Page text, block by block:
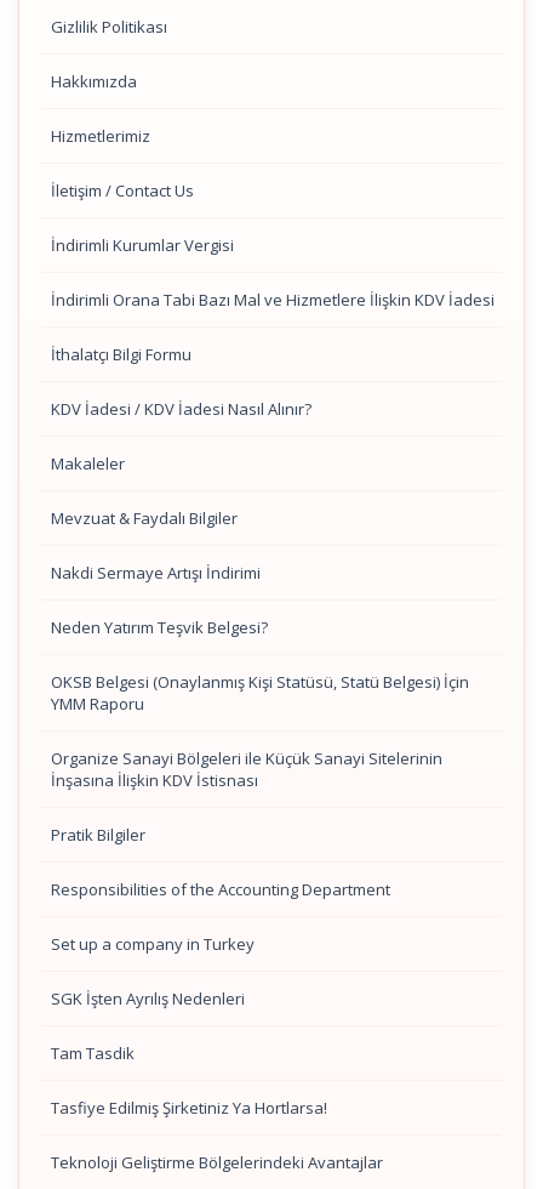
Gizlilik Politikası
Hakkımızda
Hizmetlerimiz
İletişim / Contact Us
İndirimli Kurumlar Vergisi
İndirimli Orana Tabi Bazı Mal ve Hizmetlere İlişkin KDV İadesi
İthalatçı Bilgi Formu
KDV İadesi / KDV İadesi Nasıl Alınır?
Makaleler
Mevzuat & Faydalı Bilgiler
Nakdi Sermaye Artışı İndirimi
Neden Yatırım Teşvik Belgesi?
OKSB Belgesi (Onaylanmış Kişi Statüsü, Statü Belgesi) İçin
YMM Raporu
Organize Sanayi Bölgeleri ile Küçük Sanayi Sitelerinin
İnşasına İlişkin KDV İstisnası
Pratik Bilgiler
Responsibilities of the Accounting Department
Set up a company in Turkey
SGK İşten Ayrılış Nedenleri
Tam Tasdik
Tasfiye Edilmiş Şirketiniz Ya Hortlarsa!
Teknoloji Geliştirme Bölgelerindeki Avantajlar